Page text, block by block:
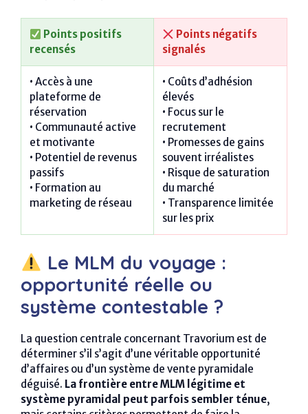
Points positifs
recensés
Points négatifs
signalés
• Accès à une
plateforme de
réservation
• Communauté active
et motivante
• Potentiel de revenus
passifs
• Formation au
marketing de réseau
• Coûts d’adhésion
élevés
• Focus sur le
recrutement
• Promesses de gains
souvent irréalistes
• Risque de saturation
du marché
• Transparence limitée
sur les prix
Le MLM du voyage :
opportunité réelle ou
système contestable ?
La question centrale concernant Travorium est de
déterminer s’il s’agit d’une véritable opportunité
d’affaires ou d’un système de vente pyramidale
déguisé. La frontière entre MLM légitime et
système pyramidal peut parfois sembler ténue,